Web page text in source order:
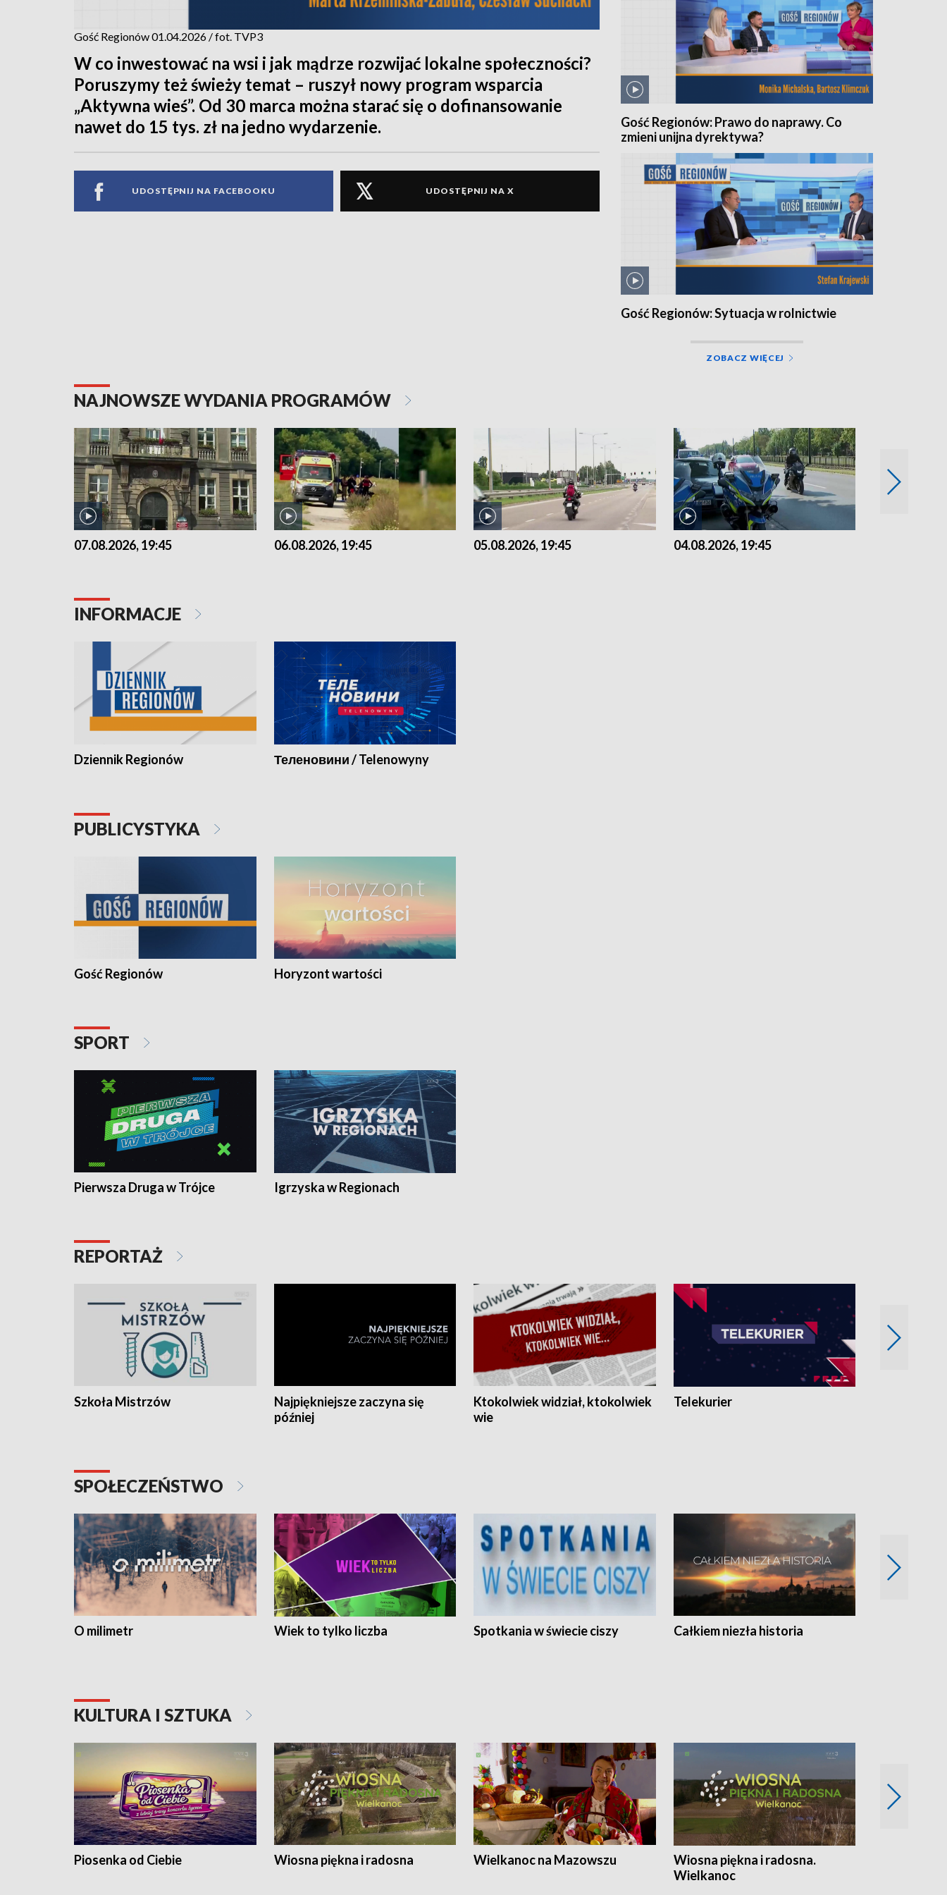
Gość Regionów 01.04.2026 / fot. TVP3
W co inwestować na wsi i jak mądrze rozwijać lokalne społeczności?
Poruszymy też świeży temat – ruszył nowy program wsparcia
„Aktywna wieś”. Od 30 marca można starać się o dofinansowanie
nawet do 15 tys. zł na jedno wydarzenie.
UDOSTĘPNIJ NA FACEBOOKU UDOSTĘPNIJ NA X
Gość Regionów: Prawo do naprawy. Co
zmieni unijna dyrektywa?
Gość Regionów: Sytuacja w rolnictwie
ZOBACZ WIĘCEJ
NAJNOWSZE WYDANIA PROGRAMÓW
07.08.2026, 19:45 06.08.2026, 19:45 05.08.2026, 19:45 04.08.2026, 19:45
INFORMACJE
Dziennik Regionów Теленовини / Telenowyny
PUBLICYSTYKA
Gość Regionów Horyzont wartości
SPORT
Pierwsza Druga w Trójce Igrzyska w Regionach
REPORTAŻ
Szkoła Mistrzów
Najpiękniejsze zaczyna się
później
Ktokolwiek widział, ktokolwiek
wie
Telekurier
SPOŁECZEŃSTWO
O milimetr Wiek to tylko liczba Spotkania w świecie ciszy Całkiem niezła historia
KULTURA I SZTUKA
Piosenka od Ciebie Wiosna piękna i radosna Wielkanoc na Mazowszu
Wiosna piękna i radosna.
Wielkanoc